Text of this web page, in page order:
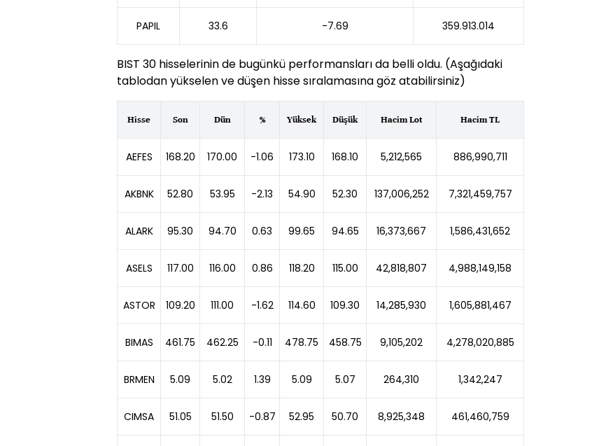
PAPIL 33.6 -7.69 359.913.014
BIST 30 hisselerinin de bugünkü performansları da belli oldu. (Aşağıdaki
tablodan yükselen ve düşen hisse sıralamasına göz atabilirsiniz)
Hisse Son Dün % Yüksek Düşük Hacim Lot Hacim TL
AEFES 168.20 170.00 -1.06 173.10 168.10 5,212,565 886,990,711
AKBNK 52.80 53.95 -2.13 54.90 52.30 137,006,252 7,321,459,757
ALARK 95.30 94.70 0.63 99.65 94.65 16,373,667 1,586,431,652
ASELS 117.00 116.00 0.86 118.20 115.00 42,818,807 4,988,149,158
ASTOR 109.20 111.00 -1.62 114.60 109.30 14,285,930 1,605,881,467
BIMAS 461.75 462.25 -0.11 478.75 458.75 9,105,202 4,278,020,885
BRMEN 5.09 5.02 1.39 5.09 5.07 264,310 1,342,247
CIMSA 51.05 51.50 -0.87 52.95 50.70 8,925,348 461,460,759